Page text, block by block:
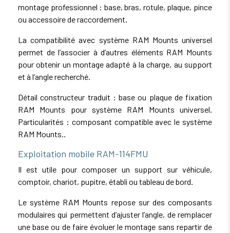
montage professionnel : base, bras, rotule, plaque, pince
ou accessoire de raccordement.
La compatibilité avec système RAM Mounts universel
permet de l’associer à d’autres éléments RAM Mounts
pour obtenir un montage adapté à la charge, au support
et à l’angle recherché.
Détail constructeur traduit : base ou plaque de fixation
RAM Mounts pour système RAM Mounts universel.
Particularités : composant compatible avec le système
RAM Mounts..
Exploitation mobile RAM-114FMU
Il est utile pour composer un support sur véhicule,
comptoir, chariot, pupitre, établi ou tableau de bord.
Le système RAM Mounts repose sur des composants
modulaires qui permettent d’ajuster l’angle, de remplacer
une base ou de faire évoluer le montage sans repartir de